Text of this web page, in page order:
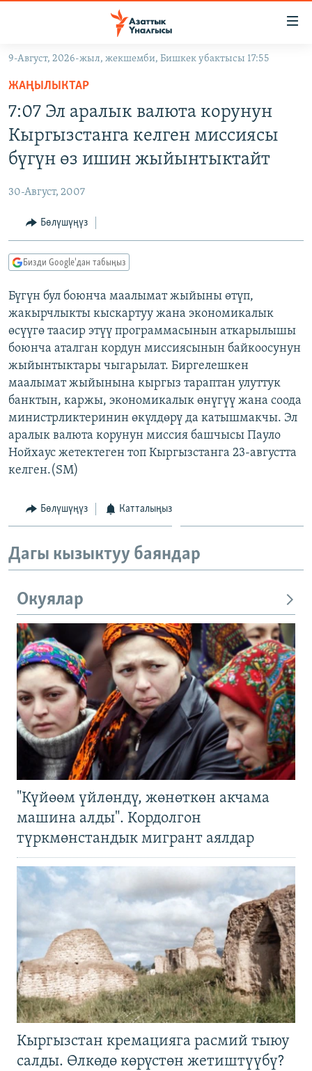
Навигацияга
өтүңүз
салыңыз
МАДАНИЯТ
УКРАИНА
ТВ ПРОГРАММАЛАР
БҮГҮН АЗАТТЫКТА
ДАНИСТЕ
АЗАТТЫК+
ЫҢГАЙСЫЗ СУРООЛОР
ПОДКАСТ
Русский
ОНЛАЙН ШЕРИНЕ
ЭЕ/АРнун бардык сайттары
9-Август, 2026-жыл, жекшемби, Бишкек убактысы 17:55
ЖАҢЫЛЫКТАР
7:07 Эл аралык валюта корунун
Кыргызстанга келген миссиясы
бүгүн өз ишин жыйынтыктайт
30-Август, 2007
Бөлүшүңүз
Бизди Google'дан табыңыз
Бүгүн бул боюнча маалымат жыйыны өтүп,
жакырчлыкты кыскартуу жана экономикалык
өсүүгө таасир этүү программасынын аткарылышы
боюнча аталган кордун миссиясынын байкоосунун
жыйынтыктары чыгарылат. Биргелешкен
маалымат жыйынына кыргыз тараптан улуттук
банктын, каржы, экономикалык өнүгүү жана соода
министрликтеринин өкүлдөрү да катышмакчы. Эл
аралык валюта корунун миссия башчысы Пауло
Нойхаус жетектеген топ Кыргызстанга 23-августта
келген.(SM)
Бөлүшүңүз Катталыңыз
Дагы кызыктуу баяндар
Окуялар
"Күйөөм үйлөндү, жөнөткөн акчама
машина алды". Кордолгон
түркмөнстандык мигрант аялдар
Кыргызстан кремацияга расмий тыюу
салды. Өлкөдө көрүстөн жетиштүүбү?